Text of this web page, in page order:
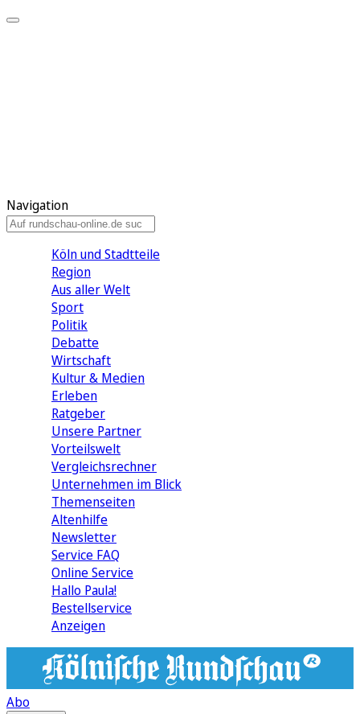
Navigation
Köln und Stadtteile
Region
Aus aller Welt
Sport
Politik
Debatte
Wirtschaft
Kultur & Medien
Erleben
Ratgeber
Unsere Partner
Vorteilswelt
Vergleichsrechner
Unternehmen im Blick
Themenseiten
Altenhilfe
Newsletter
Service FAQ
Online Service
Hallo Paula!
Bestellservice
Anzeigen
Abo